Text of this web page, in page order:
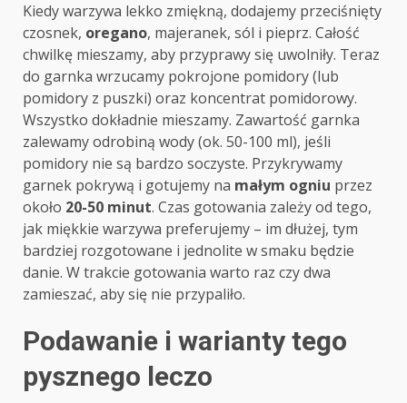
Kiedy warzywa lekko zmiękną, dodajemy przeciśnięty
czosnek, oregano, majeranek, sól i pieprz. Całość
chwilkę mieszamy, aby przyprawy się uwolniły. Teraz
do garnka wrzucamy pokrojone pomidory (lub
pomidory z puszki) oraz koncentrat pomidorowy.
Wszystko dokładnie mieszamy. Zawartość garnka
zalewamy odrobiną wody (ok. 50-100 ml), jeśli
pomidory nie są bardzo soczyste. Przykrywamy
garnek pokrywą i gotujemy na małym ogniu przez
około 20-50 minut. Czas gotowania zależy od tego,
jak miękkie warzywa preferujemy – im dłużej, tym
bardziej rozgotowane i jednolite w smaku będzie
danie. W trakcie gotowania warto raz czy dwa
zamieszać, aby się nie przypaliło.
Podawanie i warianty tego
pysznego leczo